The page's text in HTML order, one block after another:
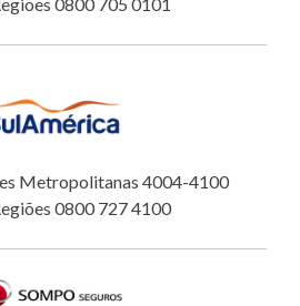
Metropolitanas 4004-4100
0800 727 4100